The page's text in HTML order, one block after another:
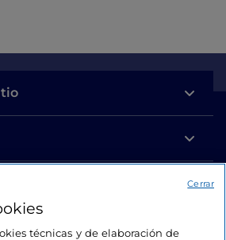
técnicas y de elaboración de
Cerrar